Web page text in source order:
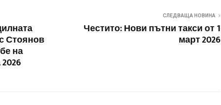
Стоянов
на
СЛЕДВАЩА НОВИНА
Честито: Нови пътни такси от 1
март 2026